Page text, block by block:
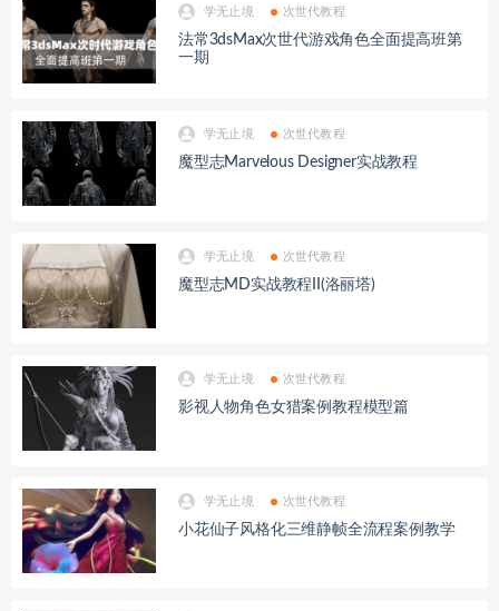
学无止境 次世代教程
法常3dsMax次世代游戏角色全面提高班第
一期
学无止境 次世代教程
魔型志Marvelous Designer实战教程
学无止境 次世代教程
魔型志MD实战教程II(洛丽塔)
学无止境 次世代教程
影视人物角色女猎案例教程模型篇
学无止境 次世代教程
小花仙子风格化三维静帧全流程案例教学